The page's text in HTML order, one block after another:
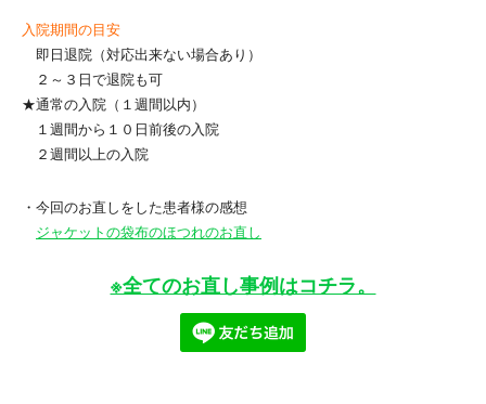
入院期間の目安
即日退院（対応出来ない場合あり）
２～３日で退院も可
★通常の入院（１週間以内）
１週間から１０日前後の入院
２週間以上の入院
・今回のお直しをした患者様の感想
ジャケットの袋布のほつれのお直し
※全てのお直し事例はコチラ。